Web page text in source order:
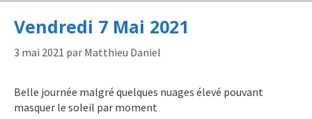
Vendredi 7 Mai 2021
3 mai 2021 par Matthieu Daniel
Belle journée malgré quelques nuages élevé pouvant
masquer le soleil par moment